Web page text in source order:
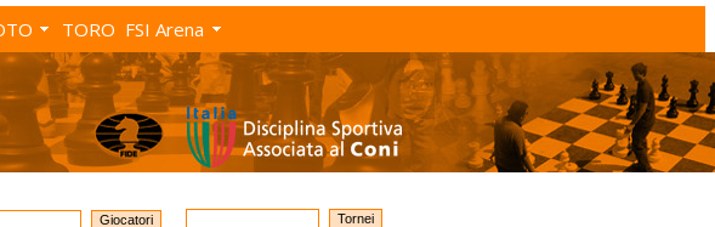
TORO FSI Arena